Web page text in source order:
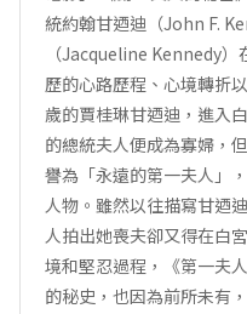
統約翰甘迺迪（John F.
（Jacqueline Kennedy
歷的心路歷程、心境轉折
歲的賈桂琳甘迺迪，進入
的總統夫人便成為寡婦，
譽為「永遠的第一夫人」
人物。雖然以往描寫甘迺
人拍出她喪夫卻又得在白
境和堅忍過程，《第一夫
的秘史，也因為前所未有